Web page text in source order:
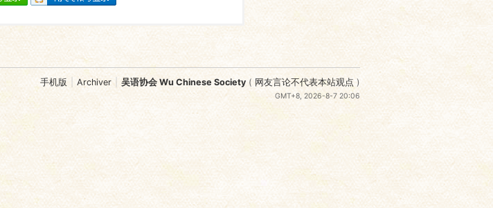
手机版 Archiver 吴语协会 Wu Chinese Society ( 网友言论不代表本站观点 )
GMT+8, 2026-8-7 20:06